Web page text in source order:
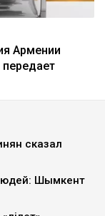
Армении
передает
сказал
Шымкент